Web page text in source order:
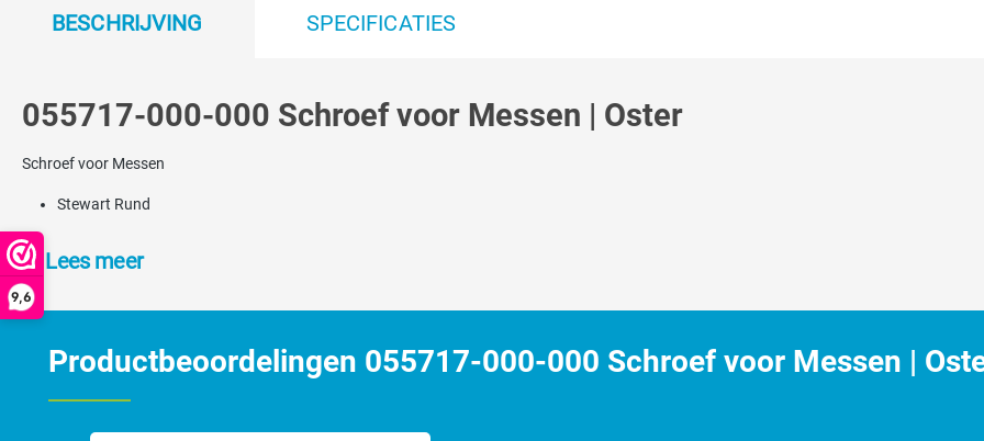
9,6
BESCHRIJVING SPECIFICATIES
055717-000-000 Schroef voor Messen | Oster
Schroef voor Messen
Stewart Rund
Lees meer
Productbeoordelingen 055717-000-000 Schroef voor Messen |